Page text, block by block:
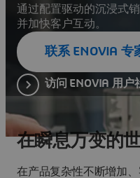
通过配置驱动的沉浸式
并加快客户互动。
联系 ENOVIA 专
访问 ENOVIA 用户
在瞬息万变的
在产品复杂性不断增加